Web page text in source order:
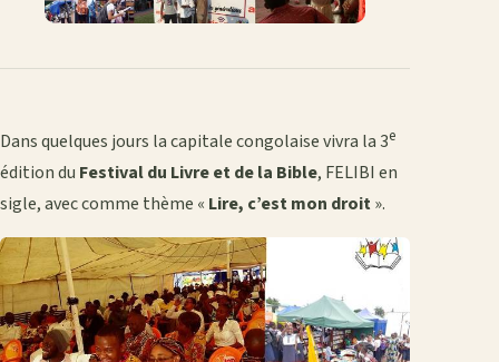
Dans quelques jours la capitale congolaise vivra la 3e
édition du Festival du Livre et de la Bible, FELIBI en
sigle, avec comme thème « Lire, c’est mon droit».